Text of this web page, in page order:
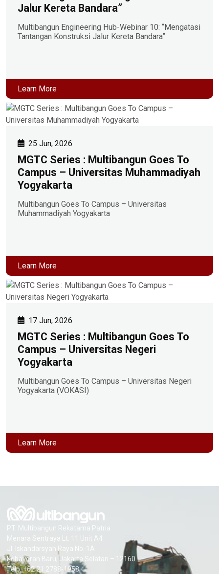
Jalur Kereta Bandara”
Multibangun Engineering Hub-Webinar 10: “Mengatasi
Tantangan Konstruksi Jalur Kereta Bandara”
Learn More
25 Jun, 2026
MGTC Series : Multibangun Goes To
Campus – Universitas Muhammadiyah
Yogyakarta
Multibangun Goes To Campus – Universitas
Muhammadiyah Yogyakarta
Learn More
17 Jun, 2026
MGTC Series : Multibangun Goes To
Campus – Universitas Negeri
Yogyakarta
Multibangun Goes To Campus – Universitas Negeri
Yogyakarta (VOKASI)
Learn More
PT. Multibangun Rekatama Patria
Menara Sentraya Lt. 11 Unit A4
Jl. Iskandarsyah Raya No. 1A
Kebayoran Baru, Jakarta Selatan – 12160
Telp. +62 21 2788-1958